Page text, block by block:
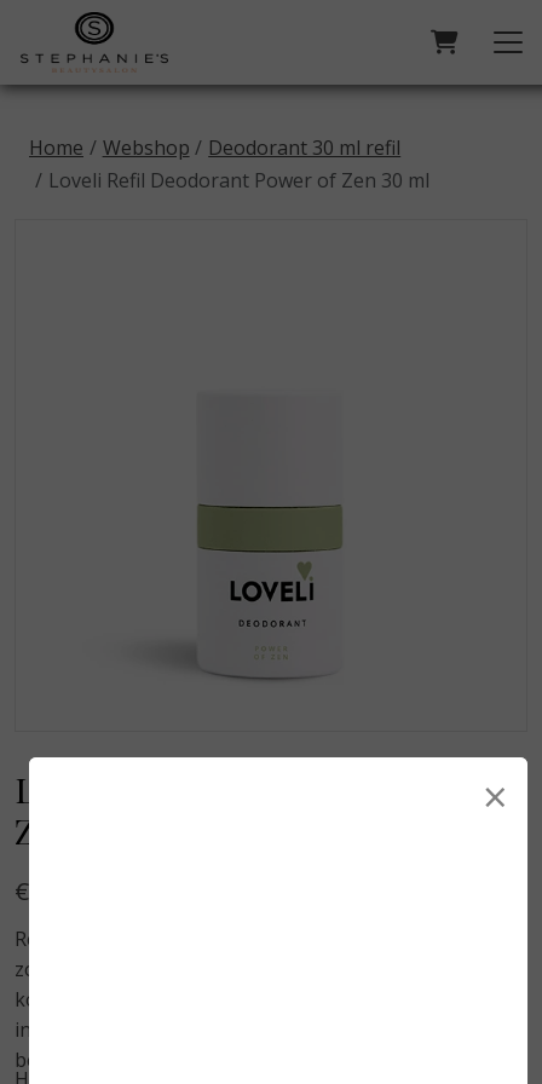
Home Webshop
Deodorant 30 ml refil
Loveli Refil Deodorant Power of Zen 30 ml
Loveli Refil Deodorant Power of
Zen 30 ml
€ 6,50
Refil Power of Zen Puur natuurlijke deodorant stick
zonder aluminium, die echt werkt. Gebaseerd op
kokosolie en natriumbicarbonaat en nog meer fijne
ingrediënten die goed zijn voor je huid en je
beschermen tegen zweetgeur. Door de toevoeging
×